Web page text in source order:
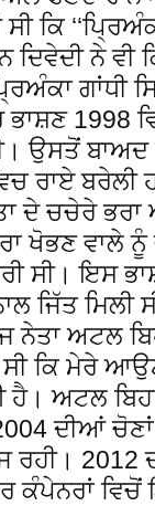
ਕਿ
ਨੇ ਵੀ
ਗਾਂਧੀ
ਭਾਸ਼ਣ 1998
ਉਸਤੋਂ
ਰਾਏ ਬਰੇਲੀ
ਦੇ ਚਚੇਰੇ ਭਰਾ
ਖੋਭਣ ਵਾਲੇ
ਸੀ। ਇਸ
ਜਿੱਤ ਮਿਲੀ
ਨੇਤਾ ਅਟਲ
ਕਿ ਮੇਰੇ
ਅਟਲ
ਦੀਆਂ
2012
ਕੰਪੇਨਰਾਂ